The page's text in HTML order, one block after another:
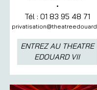
•
Tél : 01 83 95 48 71
ENTREZ AU THEATRE
EDOUARD VII